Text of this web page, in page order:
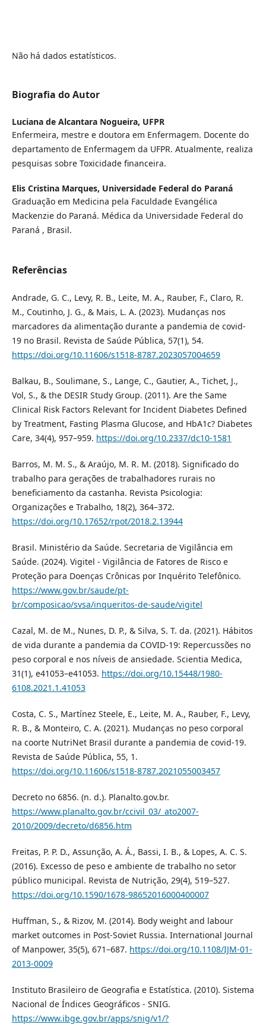
Não há dados estatísticos.
Biografia do Autor
Luciana de Alcantara Nogueira, UFPR
Enfermeira, mestre e doutora em Enfermagem. Docente do
departamento de Enfermagem da UFPR. Atualmente, realiza
pesquisas sobre Toxicidade financeira.
Elis Cristina Marques, Universidade Federal do Paraná
Graduação em Medicina pela Faculdade Evangélica
Mackenzie do Paraná. Médica da Universidade Federal do
Paraná , Brasil.
Referências
Andrade, G. C., Levy, R. B., Leite, M. A., Rauber, F., Claro, R.
M., Coutinho, J. G., & Mais, L. A. (2023). Mudanças nos
marcadores da alimentação durante a pandemia de covid-
19 no Brasil. Revista de Saúde Pública, 57(1), 54.
https://doi.org/10.11606/s1518-8787.2023057004659
Balkau, B., Soulimane, S., Lange, C., Gautier, A., Tichet, J.,
Vol, S., & the DESIR Study Group. (2011). Are the Same
Clinical Risk Factors Relevant for Incident Diabetes Defined
by Treatment, Fasting Plasma Glucose, and HbA1c? Diabetes
Care, 34(4), 957–959. https://doi.org/10.2337/dc10-1581
Barros, M. M. S., & Araújo, M. R. M. (2018). Significado do
trabalho para gerações de trabalhadores rurais no
beneficiamento da castanha. Revista Psicologia:
Organizações e Trabalho, 18(2), 364–372.
https://doi.org/10.17652/rpot/2018.2.13944
Brasil. Ministério da Saúde. Secretaria de Vigilância em
Saúde. (2024). Vigitel - Vigilância de Fatores de Risco e
Proteção para Doenças Crônicas por Inquérito Telefônico.
https://www.gov.br/saude/pt-
br/composicao/svsa/inqueritos-de-saude/vigitel
Cazal, M. de M., Nunes, D. P., & Silva, S. T. da. (2021). Hábitos
de vida durante a pandemia da COVID-19: Repercussões no
peso corporal e nos níveis de ansiedade. Scientia Medica,
31(1), e41053–e41053. https://doi.org/10.15448/1980-
6108.2021.1.41053
Costa, C. S., Martínez Steele, E., Leite, M. A., Rauber, F., Levy,
R. B., & Monteiro, C. A. (2021). Mudanças no peso corporal
na coorte NutriNet Brasil durante a pandemia de covid-19.
Revista de Saúde Pública, 55, 1.
https://doi.org/10.11606/s1518-8787.2021055003457
Decreto no 6856. (n. d.). Planalto.gov.br.
https://www.planalto.gov.br/ccivil_03/_ato2007-
2010/2009/decreto/d6856.htm
Freitas, P. P. D., Assunção, A. Á., Bassi, I. B., & Lopes, A. C. S.
(2016). Excesso de peso e ambiente de trabalho no setor
público municipal. Revista de Nutrição, 29(4), 519–527.
https://doi.org/10.1590/1678-98652016000400007
Huffman, S., & Rizov, M. (2014). Body weight and labour
market outcomes in Post-Soviet Russia. International Journal
of Manpower, 35(5), 671–687. https://doi.org/10.1108/IJM-01-
2013-0009
Instituto Brasileiro de Geografia e Estatística. (2010). Sistema
Nacional de Índices Geográficos - SNIG.
https://www.ibge.gov.br/apps/snig/v1/?